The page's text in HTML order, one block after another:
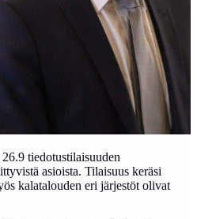
tiedotustilaisuuden
asioista. Tilaisuus keräsi
kalatalouden eri järjestöt olivat